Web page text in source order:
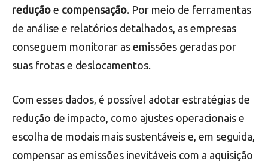
redução e compensação. Por meio de ferramentas
de análise e relatórios detalhados, as empresas
conseguem monitorar as emissões geradas por
suas frotas e deslocamentos.
Com esses dados, é possível adotar estratégias de
redução de impacto, como ajustes operacionais e
escolha de modais mais sustentáveis e, em seguida,
compensar as emissões inevitáveis com a aquisição